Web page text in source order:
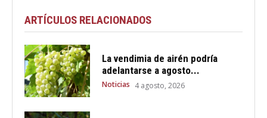
ARTÍCULOS RELACIONADOS
La vendimia de airén podría
adelantarse a agosto...
Noticias 4 agosto, 2026